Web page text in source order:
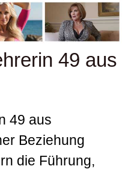
49 aus
49 aus
Beziehung
die Führung,